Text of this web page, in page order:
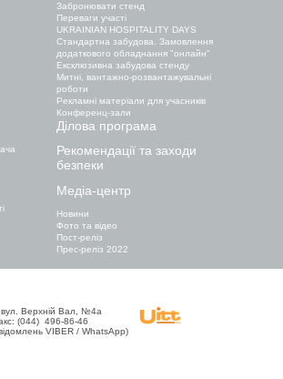
Забронювати стенд
Переваги участі
UKRAINIAN HOSPITALITY DAYS
Стандартна забудова. Замовлення
додаткового обладнання "онлайн"
Ексклюзивна забудова стенду
Митні, вантажно-розвантажувальні
роботи
Рекламні матеріали для учасників
Конференц-зали
Ділова програма
Рекомендації та заходи
безпеки
Медіа-центр
Новини
Фото та відео
Пост-реліз
Прес-реліз 2022
вул. Верхній Вал, №4а
(044) 496-86-46
VIBER / WhatsApp)